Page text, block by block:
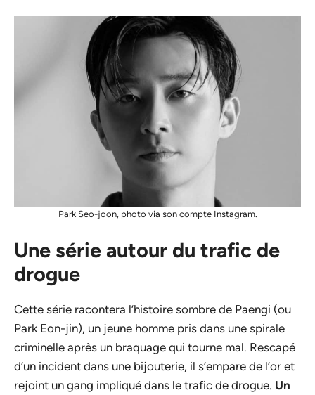
Park Seo-joon, photo via son compte Instagram.
Une série autour du trafic de
drogue
Cette série racontera l’histoire sombre de Paengi (ou
Park Eon-jin), un jeune homme pris dans une spirale
criminelle après un braquage qui tourne mal. Rescapé
d’un incident dans une bijouterie, il s’empare de l’or et
rejoint un gang impliqué dans le trafic de drogue. Un